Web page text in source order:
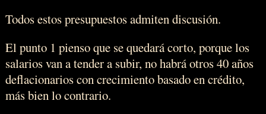
Todos estos presupuestos admiten discusión.
El punto 1 pienso que se quedará corto, porque los
salarios van a tender a subir, no habrá otros 40 años
deflacionarios con crecimiento basado en crédito,
más bien lo contrario.